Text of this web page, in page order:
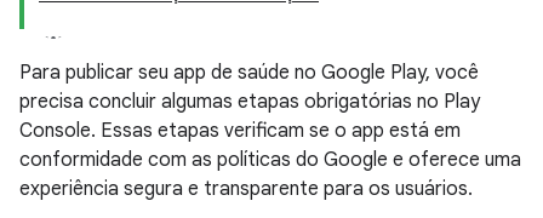
Para publicar seu app de saúde no Google Play, você
precisa concluir algumas etapas obrigatórias no Play
Console. Essas etapas verificam se o app está em
conformidade com as políticas do Google e oferece uma
experiência segura e transparente para os usuários.